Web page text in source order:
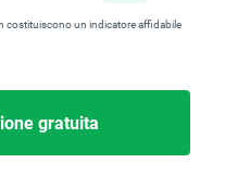
costituiscono un indicatore affidabile
gratuita